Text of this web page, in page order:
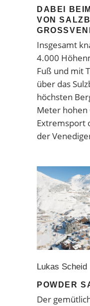
DABEI
VON
Insgesamt
4.000
Fuß und mit
über das
höchsten
Meter
Extremsport
der
Lukas Scheid
POWDER
Der